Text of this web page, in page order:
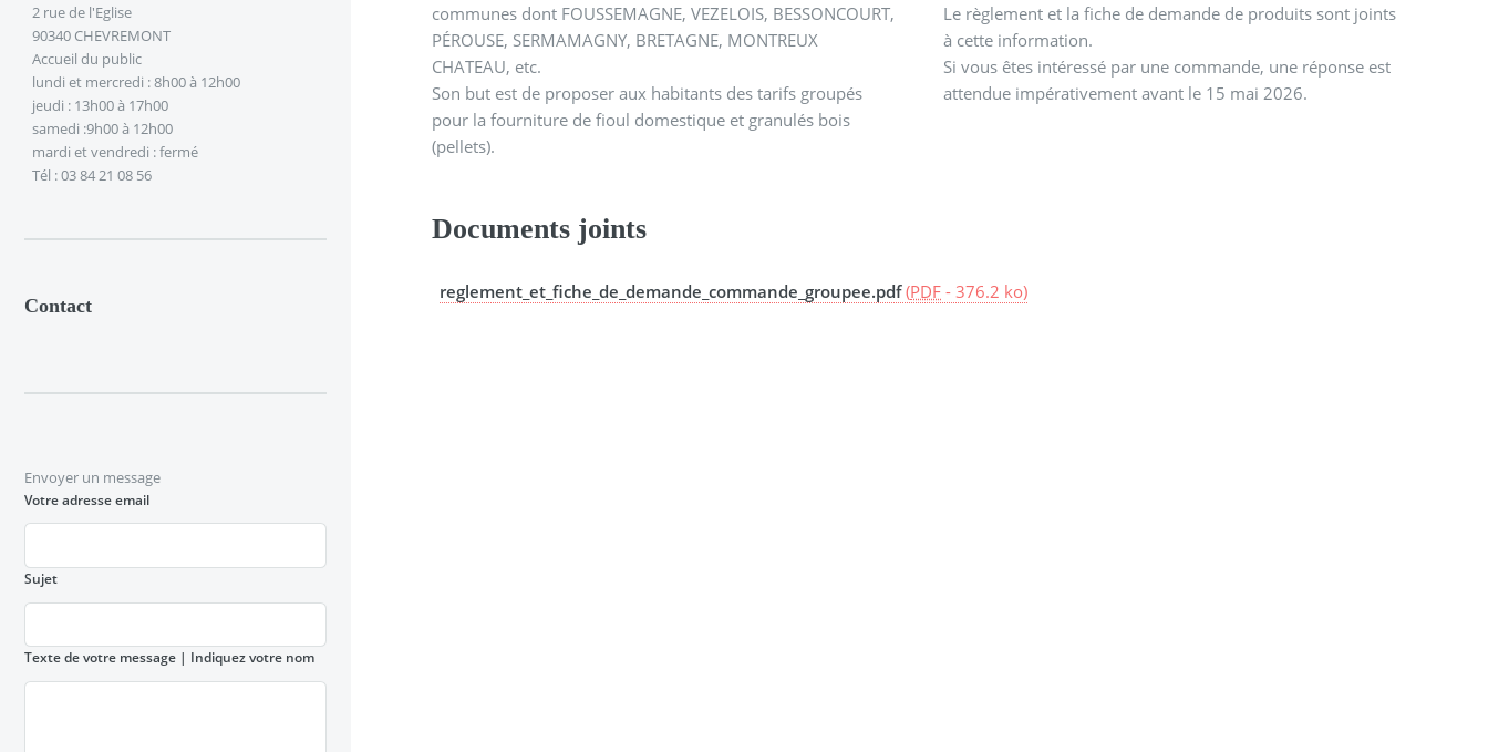
communes dont FOUSSEMAGNE, VEZELOIS, BESSONCOURT,
PÉROUSE, SERMAMAGNY, BRETAGNE, MONTREUX
CHATEAU, etc.
Son but est de proposer aux habitants des tarifs groupés
pour la fourniture de fioul domestique et granulés bois
(pellets).
Le règlement et la fiche de demande de produits sont joints
à cette information.
Si vous êtes intéressé par une commande, une réponse est
attendue impérativement avant le 15 mai 2026.
Documents joints
reglement_et_fiche_de_demande_commande_groupee.pdf (PDF -376.2 ko)
2 rue de l'Eglise
90340 CHEVREMONT
Accueil du public
lundi et mercredi : 8h00 à 12h00
jeudi : 13h00 à 17h00
samedi :9h00 à 12h00
mardi et vendredi : fermé
Tél : 03 84 21 08 56
Contact
Envoyer un message
Votre adresse email
Sujet
Texte de votre message | Indiquez votre nom